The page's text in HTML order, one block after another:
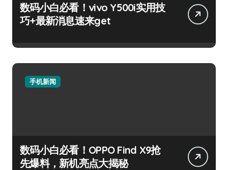
数码小白必看！vivo Y500i实用技
巧+最新消息速来get
手机新闻
数码小白必看！OPPO Find X9抢
先爆料，新机亮点大揭秘